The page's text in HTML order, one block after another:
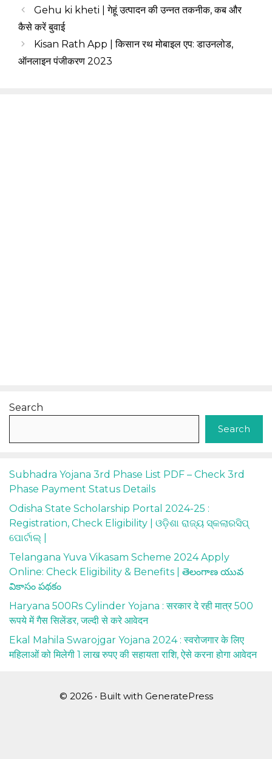
Gehu ki kheti | गेहूं उत्पादन की उन्नत तकनीक, कब और
कैसे करें बुवाई
Kisan Rath App | किसान रथ मोबाइल एप: डाउनलोड,
ऑनलाइन पंजीकरण 2023
Search
Search
Subhadra Yojana 3rd Phase List PDF – Check 3rd
Phase Payment Status Details
Odisha State Scholarship Portal 2024-25 :
Registration, Check Eligibility | ଓଡ଼ିଶା ରାଜ୍ୟ ସ୍କଲାରସିପ୍
ପୋର୍ଟାଲ୍ |
Telangana Yuva Vikasam Scheme 2024 Apply
Online: Check Eligibility & Benefits | తెలంగాణ యువ
వికాసం పథకం
Haryana 500Rs Cylinder Yojana : सरकार दे रही मात्र 500
रूपये में गैस सिलेंडर, जल्दी से करे आवेदन
Ekal Mahila Swarojgar Yojana 2024 : स्वरोजगार के लिए
महिलाओं को मिलेगी 1 लाख रुपए की सहायता राशि, ऐसे करना होगा आवेदन
© 2026 • Built with GeneratePress